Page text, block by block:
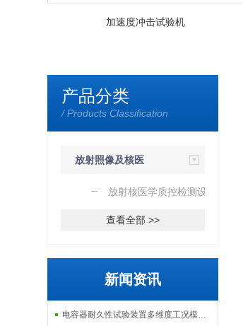
加速度冲击试验机
产品分类
/ Products Classification
放射照像及核医
学质控检测放射核医学质控检测设备
查看全部 >>
新闻资讯
电容器耐久性试验装置多维度工况模拟子系统分享